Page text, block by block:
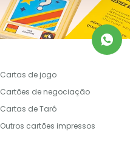
Cartas de jogo
Cartões de negociação
Cartas de Tarô
Outros cartões impressos